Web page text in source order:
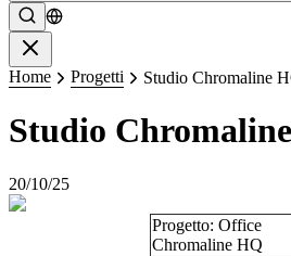
Ricerca
Home Progetti Studio Chromaline
Studio
20/10/25
Progetto: Office
Chromaline HQ